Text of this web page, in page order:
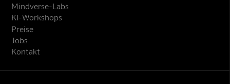
Mindverse-Labs
KI-Workshops
Preise
Jobs
Kontakt